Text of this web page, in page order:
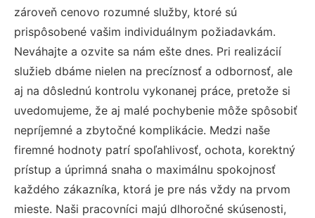
zároveň cenovo rozumné služby, ktoré sú
prispôsobené vašim individuálnym požiadavkám.
Neváhajte a ozvite sa nám ešte dnes. Pri realizácií
služieb dbáme nielen na precíznosť a odbornosť, ale
aj na dôslednú kontrolu vykonanej práce, pretože si
uvedomujeme, že aj malé pochybenie môže spôsobiť
nepríjemné a zbytočné komplikácie. Medzi naše
firemné hodnoty patrí spoľahlivosť, ochota, korektný
prístup a úprimná snaha o maximálnu spokojnosť
každého zákazníka, ktorá je pre nás vždy na prvom
mieste. Naši pracovníci majú dlhoročné skúsenosti,